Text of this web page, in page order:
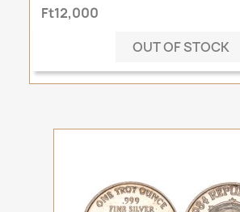
Ft12,000
OUT OF STOCK